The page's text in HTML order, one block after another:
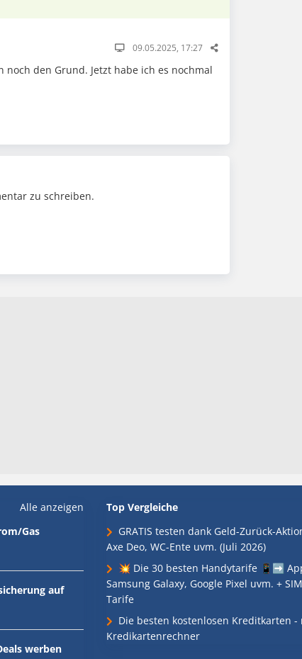
09.05.2025, 17:27
den Grund. Jetzt habe ich es nochmal
zu schreiben.
Alle anzeigen
Gas
auf
werben
Top Vergleiche
GRATIS testen dank Geld-Zurück-
Axe Deo, WC-Ente uvm. (Juli 2026)
💥 Die 30 besten Handytarife 📱➡️
Samsung Galaxy, Google Pixel uvm. +
Tarife
Die besten kostenlosen Kreditkarten -
Kredikartenrechner